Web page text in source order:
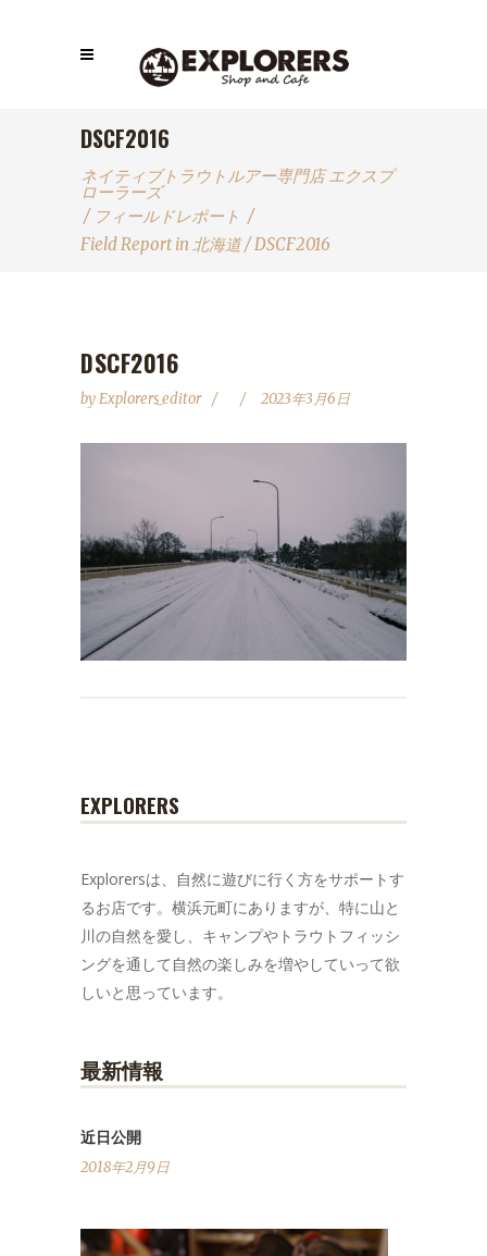
DSCF2016
ネイティブトラウトルアー専門店 エクスプ
ローラーズ
/ フィールドレポート /
Field Report in 北海道/DSCF2016
DSCF2016
byExplorers_editor 2023年3月6日
EXPLORERS
Explorersは、自然に遊びに行く方をサポートす
るお店です。横浜元町にありますが、特に山と
川の自然を愛し、キャンプやトラウトフィッシ
ングを通して自然の楽しみを増やしていって欲
しいと思っています。
最新情報
近日公開
2018年2月9日